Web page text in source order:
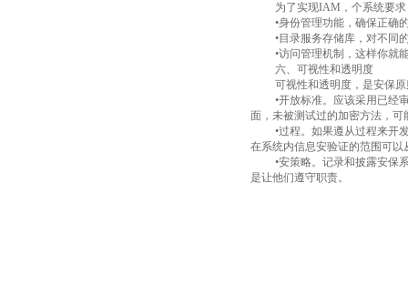
为了实现IAM ，个系统要
•身份管理功能，确保正确
•目录服务存储库，对不同
•访问管理机制，这样你就
六、可视性和透明度
可视性和透明度，是安保
•开放标准。应该采用已经
面， 未被测试过的加密方法，
•过程。如果遵从过程来开
在系统内信息安验证的范围可
•安策略。记录和披露安保
是让他们遵守职责。